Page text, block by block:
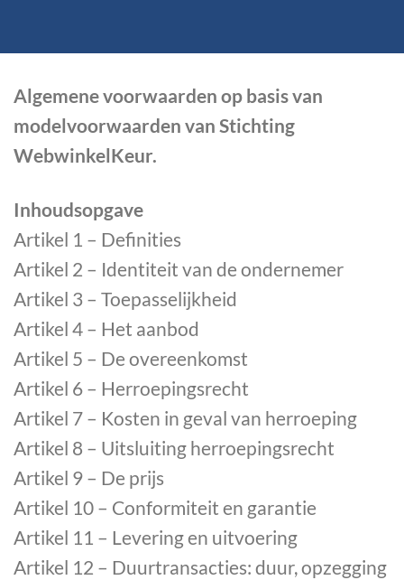
Algemene voorwaarden op basis van
modelvoorwaarden van Stichting
WebwinkelKeur.
Inhoudsopgave
Artikel 1 – Definities
Artikel 2 – Identiteit van de ondernemer
Artikel 3 – Toepasselijkheid
Artikel 4 – Het aanbod
Artikel 5 – De overeenkomst
Artikel 6 – Herroepingsrecht
Artikel 7 – Kosten in geval van herroeping
Artikel 8 – Uitsluiting herroepingsrecht
Artikel 9 – De prijs
Artikel 10 – Conformiteit en garantie
Artikel 11 – Levering en uitvoering
Artikel 12 – Duurtransacties: duur, opzegging